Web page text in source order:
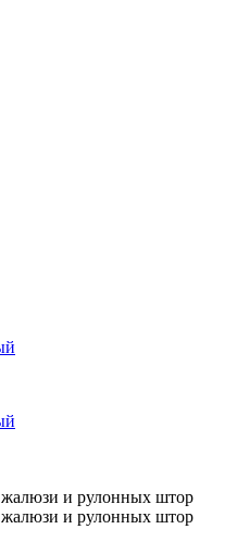
и рулонных штор
и рулонных штор